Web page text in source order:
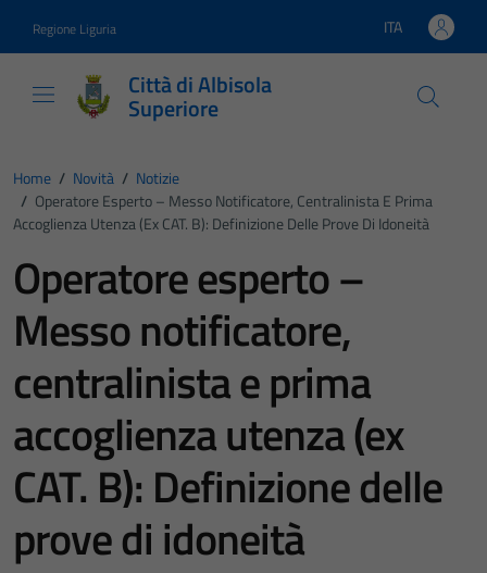
Regione Liguria Lingua attiva:
ITA
Città di Albisola
Superiore
Home / Novità / Notizie
/ Operatore Esperto – Messo Notificatore, Centralinista E Prima
Accoglienza Utenza (ex CAT. B): Definizione Delle Prove Di Idoneità
Operatore esperto –
Messo notificatore,
centralinista e prima
accoglienza utenza (ex
CAT. B): Definizione delle
prove di idoneità